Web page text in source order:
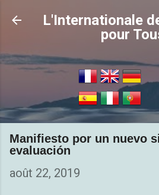
Accéder au
L'Internationale
pour
Manifiesto por un nuevo
evaluación
août 22, 2019